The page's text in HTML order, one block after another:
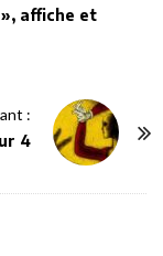
affiche et
:
4